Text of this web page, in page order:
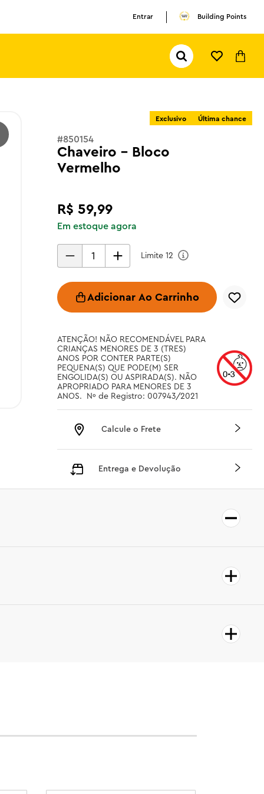
Entrar Building Points
Pesquisar...
Exclusivo Última chance
#850154
Chaveiro - Bloco
Vermelho
R$ 59,99
Em estoque agora
Limite 12
Adicionar Ao Carrinho
ATENÇÃO! NÃO RECOMENDÁVEL PARA
CRIANÇAS MENORES DE 3 (TRES)
ANOS POR CONTER PARTE(S)
PEQUENA(S) QUE PODE(M) SER
ENGOLIDA(S) OU ASPIRADA(S). NÃO
APROPRIADO PARA MENORES DE 3
ANOS.  Nº de Registro: 007943/2021
Calcule o Frete
Entrega e Devolução
TERMOS MAIS BUSCADOS
ferrari